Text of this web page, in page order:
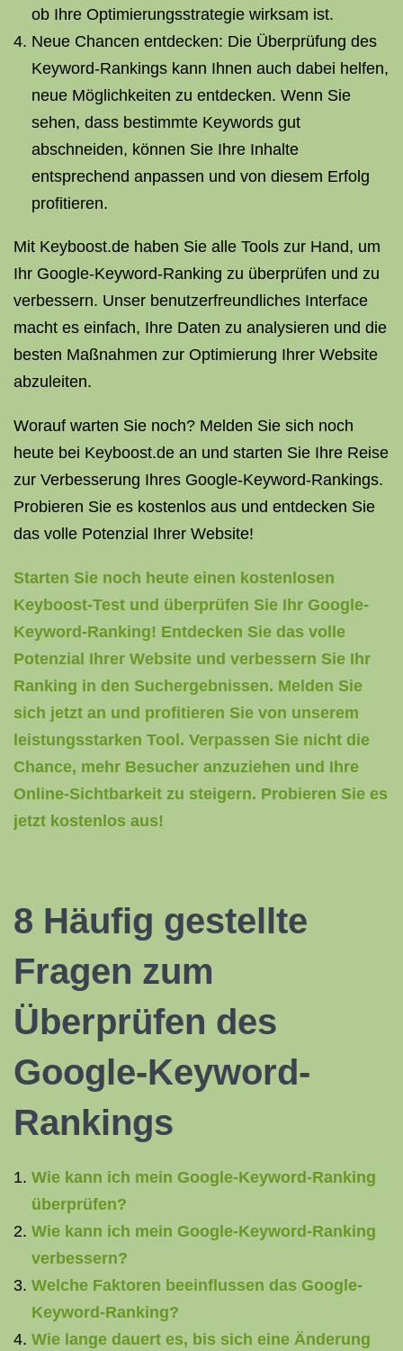
ob Ihre Optimierungsstrategie wirksam ist.
Neue Chancen entdecken: Die Überprüfung des
Keyword-Rankings kann Ihnen auch dabei helfen,
neue Möglichkeiten zu entdecken. Wenn Sie
sehen, dass bestimmte Keywords gut
abschneiden, können Sie Ihre Inhalte
entsprechend anpassen und von diesem Erfolg
profitieren.
Mit Keyboost.de haben Sie alle Tools zur Hand, um
Ihr Google-Keyword-Ranking zu überprüfen und zu
verbessern. Unser benutzerfreundliches Interface
macht es einfach, Ihre Daten zu analysieren und die
besten Maßnahmen zur Optimierung Ihrer Website
abzuleiten.
Worauf warten Sie noch? Melden Sie sich noch
heute bei Keyboost.de an und starten Sie Ihre Reise
zur Verbesserung Ihres Google-Keyword-Rankings.
Probieren Sie es kostenlos aus und entdecken Sie
das volle Potenzial Ihrer Website!
Starten Sie noch heute einen kostenlosen
Keyboost-Test und überprüfen Sie Ihr Google-
Keyword-Ranking! Entdecken Sie das volle
Potenzial Ihrer Website und verbessern Sie Ihr
Ranking in den Suchergebnissen. Melden Sie
sich jetzt an und profitieren Sie von unserem
leistungsstarken Tool. Verpassen Sie nicht die
Chance, mehr Besucher anzuziehen und Ihre
Online-Sichtbarkeit zu steigern. Probieren Sie es
jetzt kostenlos aus!
8 Häufig gestellte
Fragen zum
Überprüfen des
Google-Keyword-
Rankings
Wie kann ich mein Google-Keyword-Ranking
überprüfen?
Wie kann ich mein Google-Keyword-Ranking
verbessern?
Welche Faktoren beeinflussen das Google-
Keyword-Ranking?
Wie lange dauert es, bis sich eine Änderung